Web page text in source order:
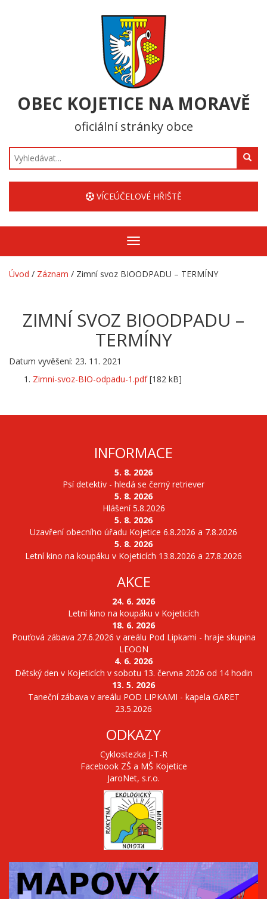
OBEC KOJETICE NA MORAVĚ
oficiální stránky obce
Hledat
VÍCEÚČELOVÉ HŘIŠTĚ
Zobrazit/skrýt
navigaci
Úvod / Záznam / Zimní svoz BIOODPADU – TERMÍNY
ZIMNÍ SVOZ BIOODPADU –
TERMÍNY
Datum vyvěšení: 23. 11. 2021
Zimni-svoz-BIO-odpadu-1.pdf[182 kB]
INFORMACE
5. 8. 2026
Psí detektiv - hledá se černý retriever
5. 8. 2026
Hlášení 5.8.2026
5. 8. 2026
Uzavření obecního úřadu Kojetice 6.8.2026 a 7.8.2026
5. 8. 2026
Letní kino na koupáku v Kojeticích 13.8.2026 a 27.8.2026
AKCE
24. 6. 2026
Letní kino na koupáku v Kojeticích
18. 6. 2026
Pouťová zábava 27.6.2026 v areálu Pod Lipkami - hraje skupina
LEOON
4. 6. 2026
Dětský den v Kojeticích v sobotu 13. června 2026 od 14 hodin
13. 5. 2026
Taneční zábava v areálu POD LIPKAMI - kapela GARET
23.5.2026
ODKAZY
Cyklostezka J-T-R
Facebook ZŠ a MŠ Kojetice
JaroNet, s.r.o.